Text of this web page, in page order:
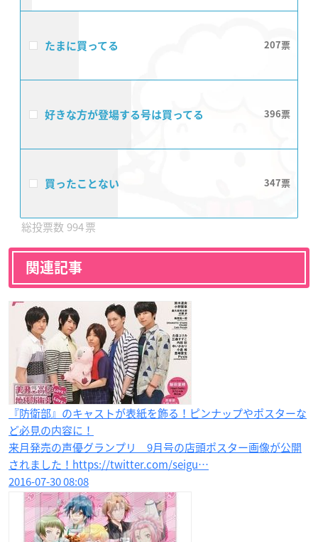
たまに買ってる 207
好きな方が登場する号は買ってる 396
買ったことない 347
994
関連記事
『防衛部』のキャストが表紙を飾る！ピンナップやポスターな
ど必見の内容に！
来月発売の声優グランプリ 9月号の店頭ポスター画像が公開
されました！https://twitter.com/seigu…
2016-07-30 08:08